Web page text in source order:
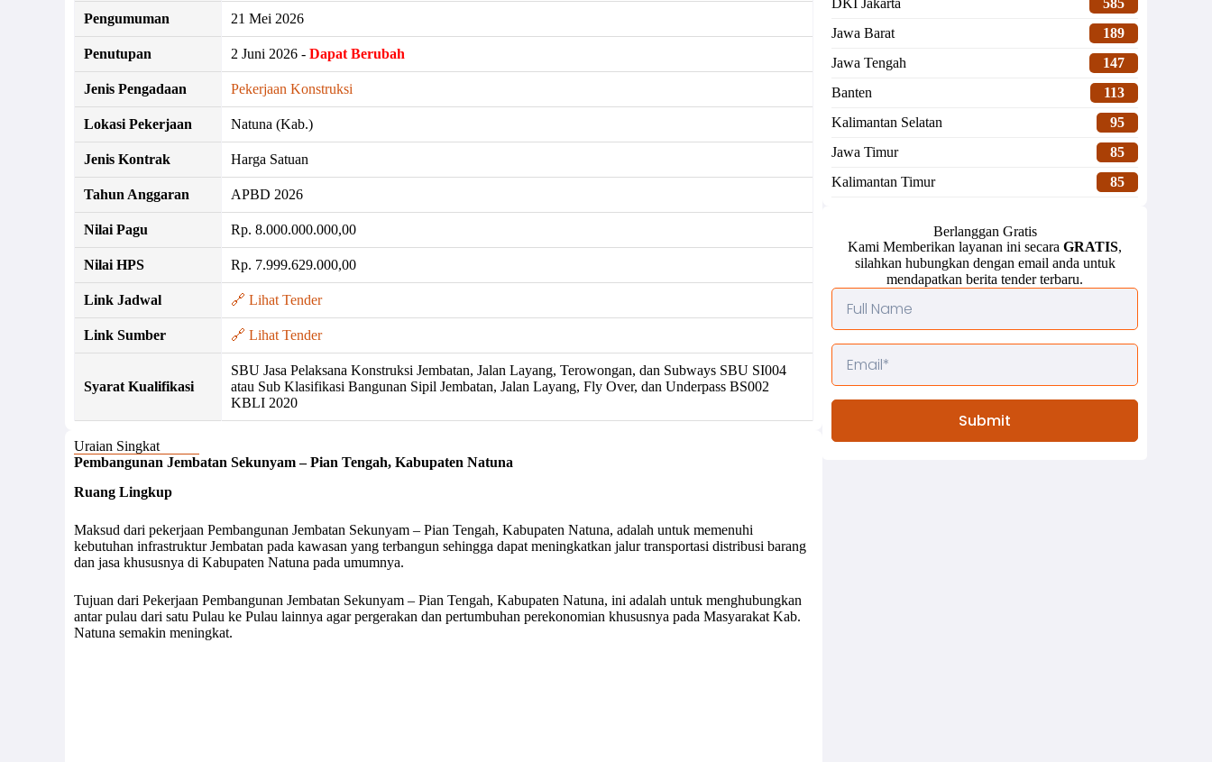
Pengumuman 21 Mei 2026
Penutupan 2 Juni 2026 - Dapat Berubah
Jenis Pengadaan Pekerjaan Konstruksi
Lokasi Pekerjaan Natuna (Kab.)
Jenis Kontrak Harga Satuan
Tahun Anggaran APBD 2026
Nilai Pagu Rp. 8.000.000.000,00
Nilai HPS Rp. 7.999.629.000,00
Link Jadwal 🔗 Lihat Tender
Link Sumber 🔗 Lihat Tender
Syarat Kualifikasi
SBU Jasa Pelaksana Konstruksi Jembatan, Jalan Layang, Terowongan, dan Subways SBU SI004
atau Sub Klasifikasi Bangunan Sipil Jembatan, Jalan Layang, Fly Over, dan Underpass BS002
KBLI 2020
Uraian Singkat
Pembangunan Jembatan Sekunyam – Pian Tengah, Kabupaten Natuna
Ruang Lingkup
Maksud dari pekerjaan Pembangunan Jembatan Sekunyam – Pian Tengah, Kabupaten Natuna, adalah untuk memenuhi
kebutuhan infrastruktur Jembatan pada kawasan yang terbangun sehingga dapat meningkatkan jalur transportasi distribusi barang
dan jasa khususnya di Kabupaten Natuna pada umumnya.
Tujuan dari Pekerjaan Pembangunan Jembatan Sekunyam – Pian Tengah, Kabupaten Natuna, ini adalah untuk menghubungkan
antar pulau dari satu Pulau ke Pulau lainnya agar pergerakan dan pertumbuhan perekonomian khususnya pada Masyarakat Kab.
Natuna semakin meningkat.
DKI Jakarta
585
Jawa Barat
189
Jawa Tengah
147
Banten
113
Kalimantan Selatan
95
Jawa Timur
85
Kalimantan Timur
85
Berlanggan Gratis
Kami Memberikan layanan ini secara GRATIS,
silahkan hubungkan dengan email anda untuk
mendapatkan berita tender terbaru.
Submit